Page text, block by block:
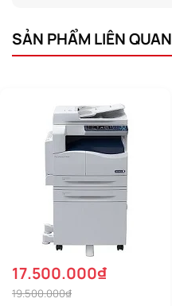
SẢN PHẨM LIÊN QUAN
17.500.000₫
19.500.000₫